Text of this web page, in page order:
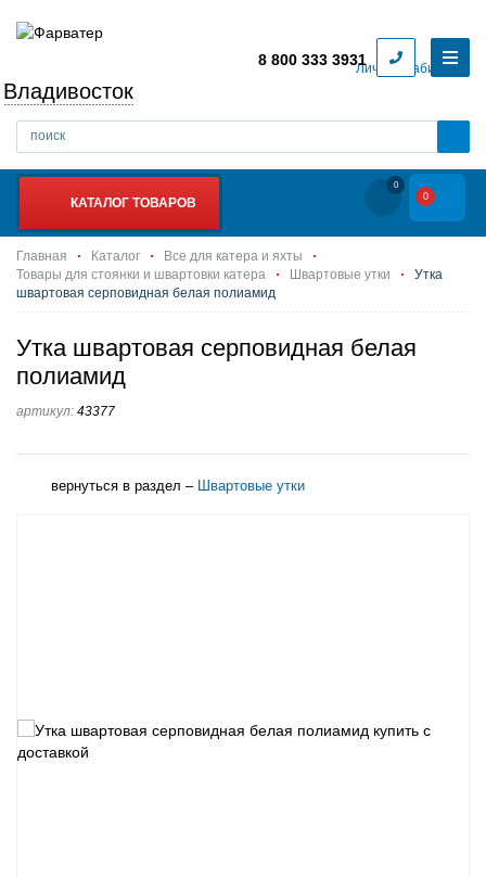
Личный кабинет
Владивосток
8 800 333 3931
КАТАЛОГ ТОВАРОВ
0
0
Главная Каталог
Все для катера и яхты
Товары для стоянки и швартовки катера
Швартовые утки
Утка
швартовая серповидная белая полиамид
Утка швартовая серповидная белая
полиамид
артикул: 43377
вернуться в раздел – Швартовые утки